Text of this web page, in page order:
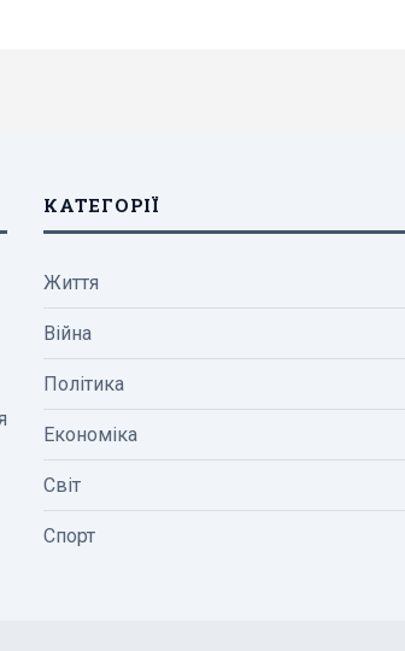
КАТЕГОРІЇ
Життя
Війна
Політика
Економіка
Світ
Спорт